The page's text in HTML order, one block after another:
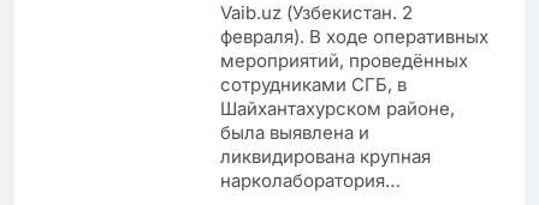
Vaib.uz (Узбекистан. 2
февраля). В ходе оперативных
мероприятий, проведённых
сотрудниками СГБ, в
Шайхантахурском районе,
была выявлена и
ликвидирована крупная
нарколаборатория…